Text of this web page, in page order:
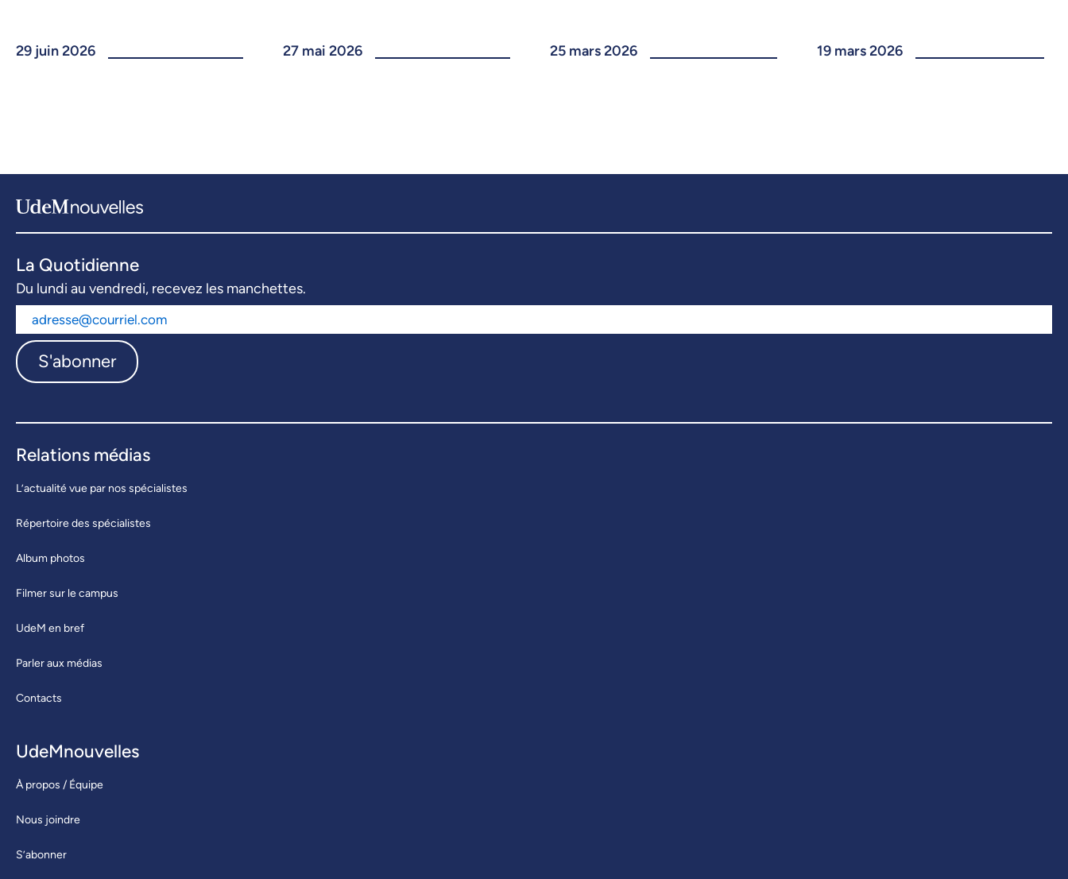
29 juin 2026 27 mai 2026 25 mars 2026 19 mars 2026
La Quotidienne
Du lundi au vendredi, recevez les manchettes.
S'abonner
Relations médias
L’actualité vue par nos spécialistes
Répertoire des spécialistes
Album photos
Filmer sur le campus
UdeM en bref
Parler aux médias
Contacts
UdeMnouvelles
À propos / Équipe
Nous joindre
S’abonner